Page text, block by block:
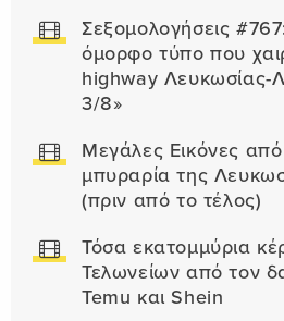
Σεξομολογήσεις
όμορφο τύπο που
highway Λευκωσίας-
3/8»
Μεγάλες Εικόνες από
μπυραρία της
(πριν από το τέλος)
Τόσα εκατομμύρια
Τελωνείων από τον
Temu και Shein